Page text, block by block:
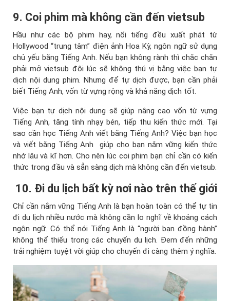
9. Coi phim mà không cần đến vietsub
Hầu như các bộ phim hay, nổi tiếng đều xuất phát từ
Hollywood “trung tâm” điện ảnh Hoa Kỳ, ngôn ngữ sử dụng
chủ yếu bằng Tiếng Anh. Nếu bạn không rành thì chắc chắn
phải mở vietsub đôi lúc sẽ không thú vị bằng việc bạn tự
dịch nội dung phim. Nhưng để tự dịch được, bạn cần phải
biết Tiếng Anh, vốn từ vựng rộng và khả năng dịch tốt.
Việc bạn tự dịch nội dung sẽ giúp nâng cao vốn từ vựng
Tiếng Anh, tăng tính nhạy bén, tiếp thu kiến thức mới. Tại
sao cần học Tiếng Anh viết bằng Tiếng Anh? Việc bạn học
và viết bằng Tiếng Anh giúp cho bạn nắm vững kiến thức
nhớ lâu và kĩ hơn. Cho nên lúc coi phim bạn chỉ cần có kiến
thức trong đầu và sẳn sàng dịch mà không cần đến vietsub.
10. Đi du lịch bất kỳ nơi nào trên thế giới
Chỉ cần nắm vững Tiếng Anh là bạn hoàn toàn có thể tự tin
đi du lịch nhiều nước mà không cần lo nghĩ về khoảng cách
ngôn ngữ. Có thể nói Tiếng Anh là “người bạn đồng hành”
không thể thiếu trong các chuyến du lịch. Đem đến những
trải nghiệm tuyệt vời giúp cho chuyến đi càng thêm ý nghĩa.